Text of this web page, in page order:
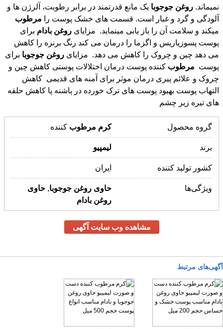
نمیماند. روغن جوجوبا یک مانع قدرتمند در برابر رطوبت، آلرژن ها و
آلودگی و گرد و غبار است. قسمت های خشک پوست را مرطوب
میکند و سلامت آن را باز یابی مینماید. مزایای روغن بادام برای
پوست پسوزیاریس و اگزما را درمان می کند رنگ برنزه را کاهش
می دهد چین و چروک را کاهش می دهد. مزایای روغن جوجوبا برای
پوست مرطوب کننده پوست درمان اختلالات پوستی کاهش چین و
چروک و علائم پیری درمان موثر برای آمنه های قدیمی کاهش
التهاب پوست بهبود پوست های ترک خورده در پاشنه پا کاهش حلقه
های تیره زیر چشم
گروه محصول کرم مرطوب کننده
برند لیمپیو
کشور تولید کننده ایران
ویژگی‌ها حاوی روغن جوجوبا, حاوی
روغن بادام
مشاهده وب سایت آگهی
آگهی‌های مرتبط